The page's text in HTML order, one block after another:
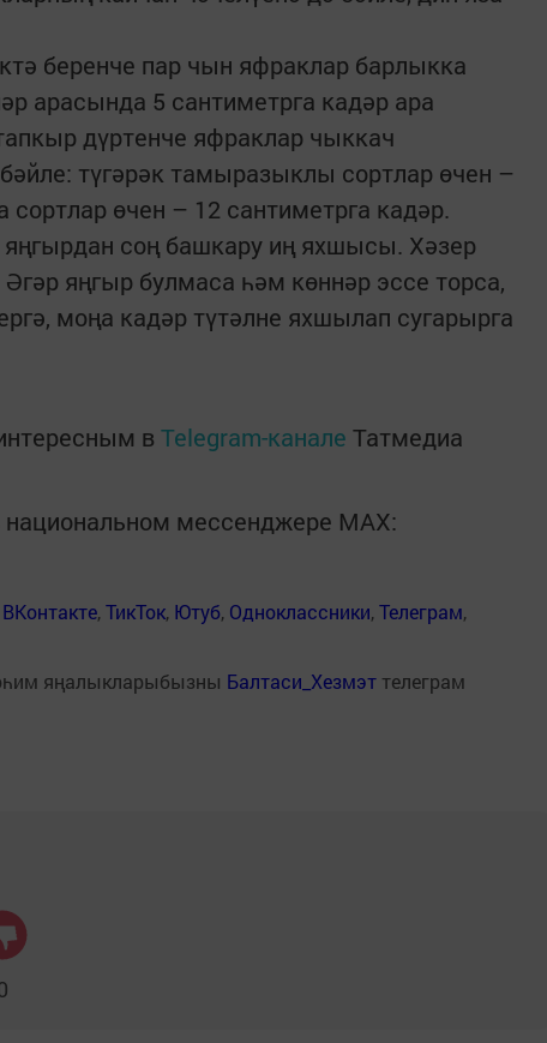
беренче пар чын яфраклар барлыкка
арасында 5 сантиметрга кадәр ара
дүртенче яфраклар чыккач
түгәрәк тамыразыклы сортлар өчен –
сортлар өчен – 12 сантиметрга кадәр.
соң башкару иң яхшысы. Хәзер
яңгыр булмаса һәм көннәр эссе торса,
моңа кадәр түтәлне яхшылап сугарырга
в Telegram-канале Татмедиа
национальном мессенджере MАХ:
ВКонтакте,ТикТок, Ютуб, Одноклассники,Телеграм,
яңалыкларыбызны Балтаси_Хезмэт телеграм